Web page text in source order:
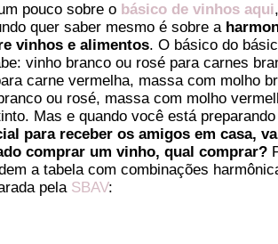
pouco sobre o básico de vinhos aqui
quer saber mesmo é sobre a
vinhos e alimentos. O básico do
vinho branco ou rosé para carnes
carne vermelha, massa com molho
ou rosé, massa com molho
Mas e quando você está
para receber os amigos em casa,
comprar um vinho, qual comprar?
a tabela com combinações
pela SBAV: